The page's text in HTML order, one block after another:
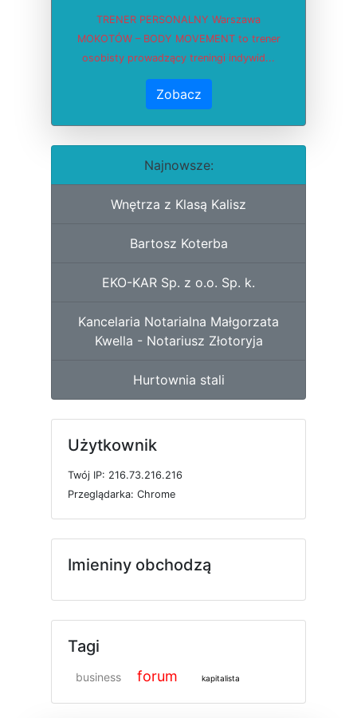
TRENER PERSONALNY Warszawa
MOKOTÓW – BODY MOVEMENT to trener
osobisty prowadzący treningi indywid...
Zobacz
Najnowsze:
Wnętrza z Klasą Kalisz
Bartosz Koterba
EKO-KAR Sp. z o.o. Sp. k.
Kancelaria Notarialna Małgorzata
Kwella - Notariusz Złotoryja
Hurtownia stali
Użytkownik
Twój IP: 216.73.216.216
Przeglądarka: Chrome
Imieniny obchodzą
Tagi
business forum kapitalista